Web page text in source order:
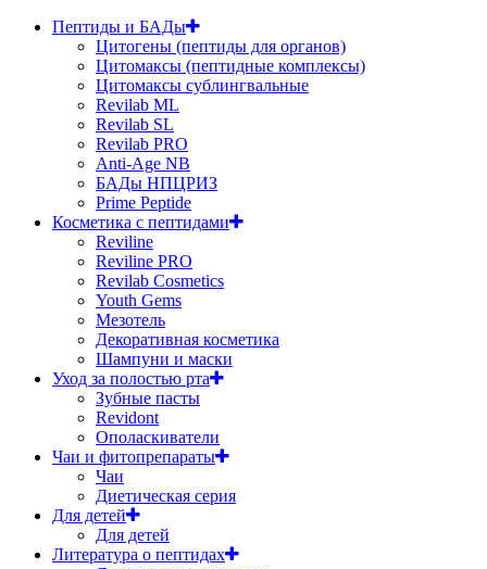
Пептиды и БАДы
Цитогены (пептиды для органов)
Цитомаксы (пептидные комплексы)
Цитомаксы сублингвальные
Revilab ML
Revilab SL
Revilab PRO
Anti-Age NB
БАДы НПЦРИЗ
Prime Peptide
Косметика с пептидами
Reviline
Reviline PRO
Revilab Cosmetics
Youth Gems
Мезотель
Декоративная косметика
Шампуни и маски
Уход за полостью рта
Зубные пасты
Revidont
Ополаскиватели
Чаи и фитопрепараты
Чаи
Диетическая серия
Для детей
Для детей
Литература о пептидах